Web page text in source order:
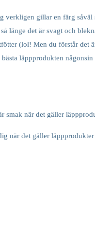
verkligen gillar en färg
länge det är svagt och
(lol! Men du förstår det
läppprodukten någonsin
smak när det gäller
när det gäller